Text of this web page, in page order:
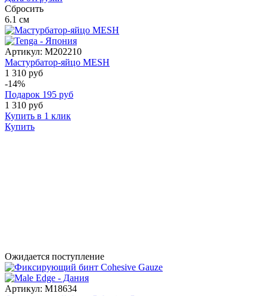
Сбросить
6.1 см
Артикул: M202210
Мастурбатор-яйцо MESH
1 310 руб
-14%
Подарок 195 руб
1 310 руб
Купить в 1 клик
Купить
Ожидается поступление
Артикул: M18634